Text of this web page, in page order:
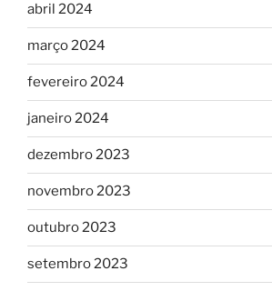
abril 2024
março 2024
fevereiro 2024
janeiro 2024
dezembro 2023
novembro 2023
outubro 2023
setembro 2023